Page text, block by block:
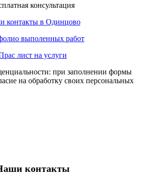
консультация
контакты в Одинцово
выполенных работ
лист на услуги
при заполнении формы
на обработку своих персональных
контакты